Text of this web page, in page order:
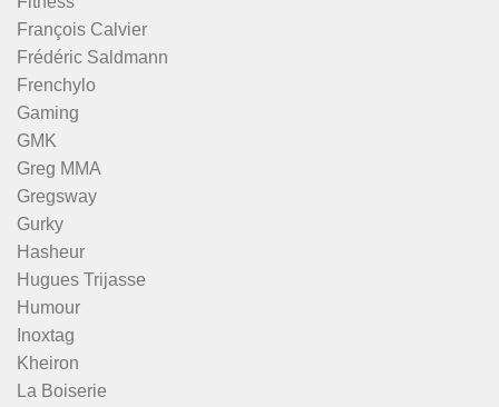
François Calvier
Frédéric Saldmann
Frenchylo
Gaming
GMK
Greg MMA
Gregsway
Gurky
Hasheur
Hugues Trijasse
Humour
Inoxtag
Kheiron
La Boiserie